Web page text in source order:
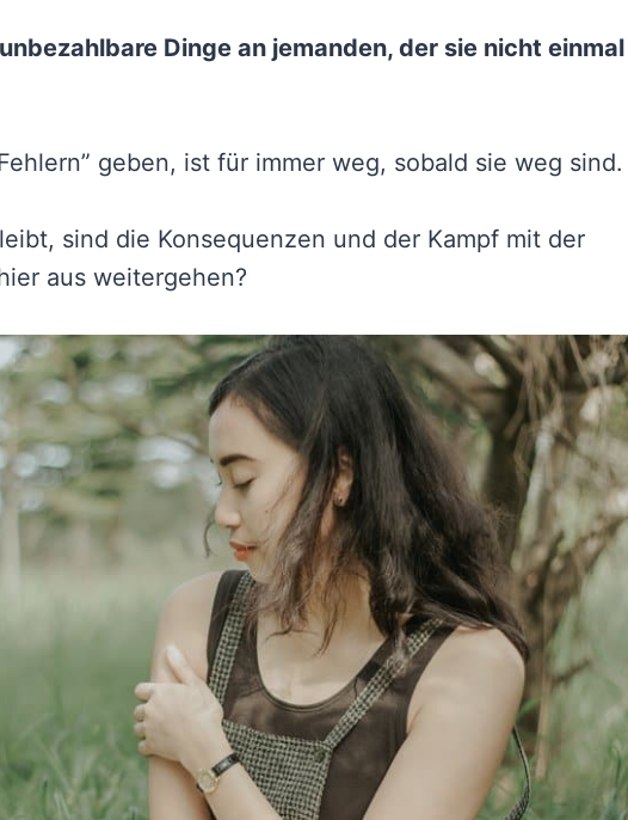
Dinge an jemanden, der sie nicht einmal
geben, ist für immer weg, sobald sie weg sind.
sind die Konsequenzen und der Kampf mit der
aus weitergehen?